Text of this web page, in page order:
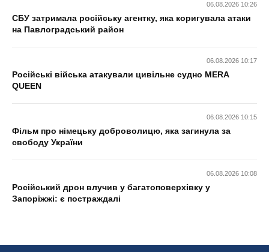
06.08.2026 10:26
СБУ затримала російську агентку, яка коригувала атаки
на Павлоградський район
06.08.2026 10:17
Російські війська атакували цивільне судно MERA
QUEEN
06.08.2026 10:15
Фільм про німецьку доброволицю, яка загинула за
свободу України
06.08.2026 10:08
Російський дрон влучив у багатоповерхівку у
Запоріжжі: є постраждалі